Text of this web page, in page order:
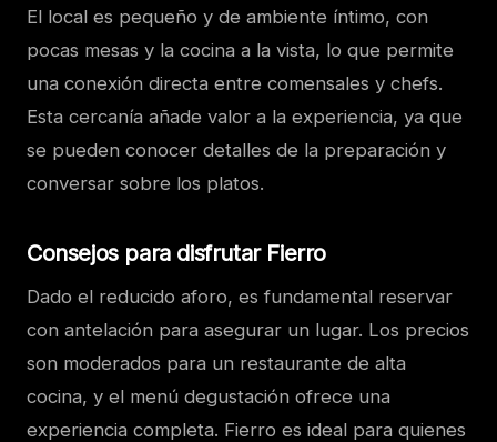
El local es pequeño y de ambiente íntimo, con
pocas mesas y la cocina a la vista, lo que permite
una conexión directa entre comensales y chefs.
Esta cercanía añade valor a la experiencia, ya que
se pueden conocer detalles de la preparación y
conversar sobre los platos.
Consejos para disfrutar Fierro
Dado el reducido aforo, es fundamental reservar
con antelación para asegurar un lugar. Los precios
son moderados para un restaurante de alta
cocina, y el menú degustación ofrece una
experiencia completa. Fierro es ideal para quienes